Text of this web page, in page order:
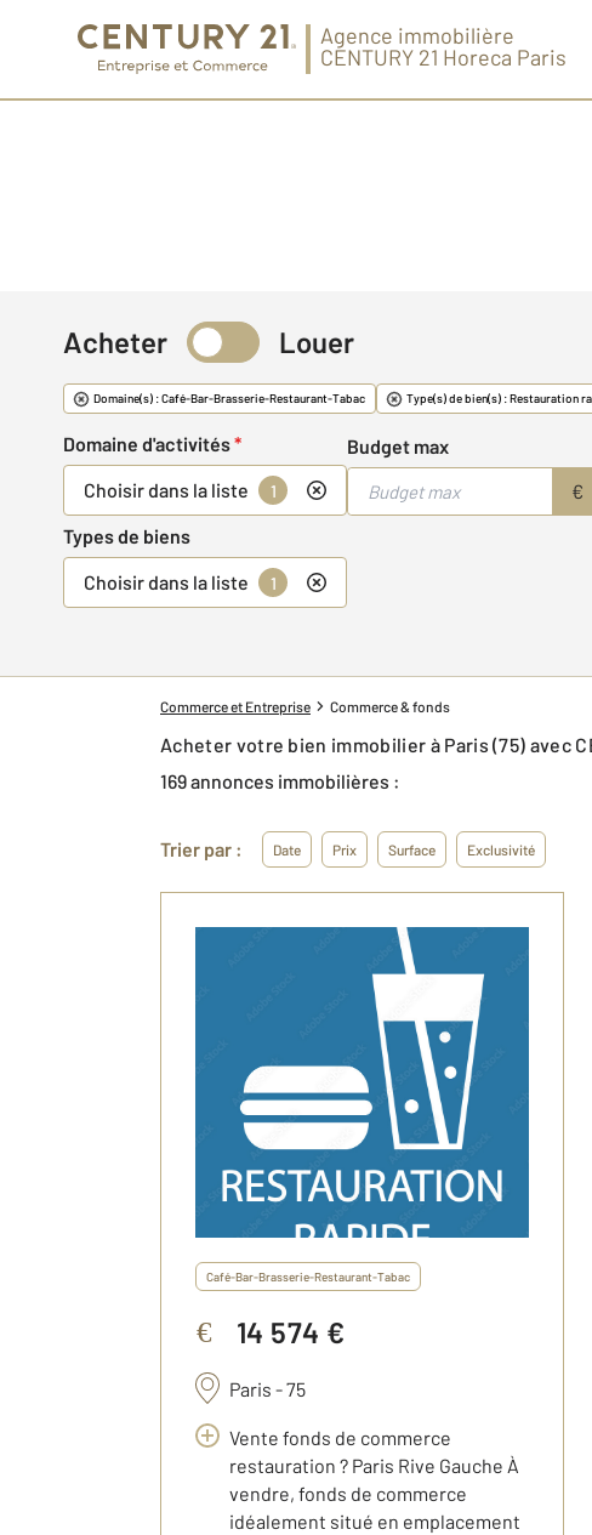
Agence immobilière
CENTURY 21 Horeca Paris
Commerce & Fonds
Acheter Louer
Domaine(s) : Café-Bar-Brasserie-Restaurant-Tabac Type(s) de bien(s) : Restauration
Domaine d'activités*
Choisir dans la liste
1
Budget max
€
Types de biens
Choisir dans la liste
1
Commerce et Entreprise Commerce & fonds
Acheter votre bien immobilier à Paris (75) avec
169 annonces immobilières :
Trier par : Date Prix Surface Exclusivité
Café-Bar-Brasserie-Restaurant-Tabac
€ 14 574 €
Paris - 75
Vente fonds de commerce
restauration ? Paris Rive Gauche À
vendre, fonds de commerce
idéalement situé en emplacement